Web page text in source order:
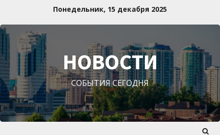
содержимому
Понедельник, 15 декабря 2025
НОВОСТИ
СОБЫТИЯ СЕГОДНЯ